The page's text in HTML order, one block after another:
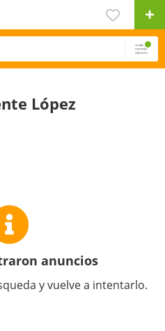
López
anuncios
y vuelve a intentarlo.